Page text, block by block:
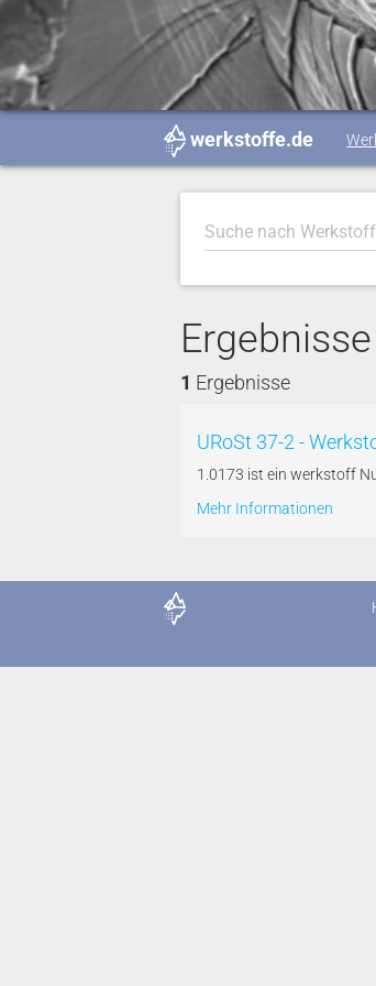
werkstoffe.de
1 Ergebnisse
URoSt 37-2 -
1.0173 ist ein werkstoff
Mehr Informationen